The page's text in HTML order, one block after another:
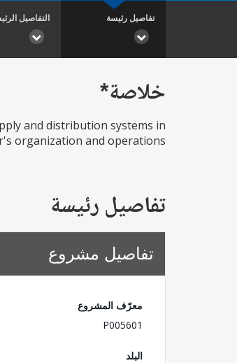
تفاصيل رئيسة التفاصيل
خلاصة*
and distribution systems in
organization and operations.
تفاصيل رئيسة
تفاصيل مشروع
معرّف المشروع
P005601
البلد